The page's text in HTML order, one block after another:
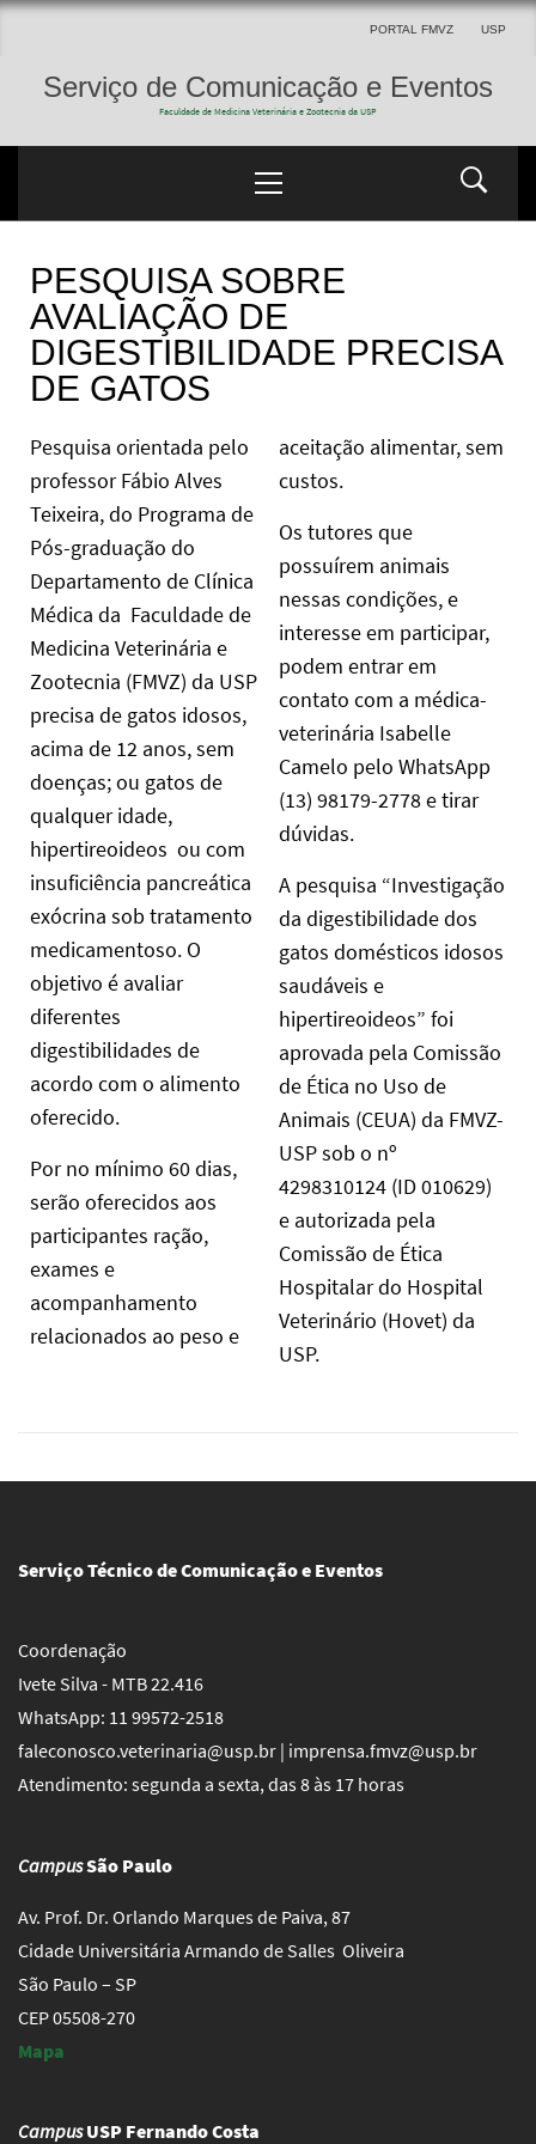
PORTAL FMVZ USP
Serviço de Comunicação e Eventos
Faculdade de Medicina Veterinária e Zootecnia da USP
PESQUISA SOBRE
AVALIAÇÃO DE
DIGESTIBILIDADE PRECISA
DE GATOS
Pesquisa orientada pelo
professor Fábio Alves
Teixeira, do Programa de
Pós-graduação do
Departamento de Clínica
Médica da Faculdade de
Medicina Veterinária e
Zootecnia (FMVZ) da USP
precisa de gatos idosos,
acima de 12 anos, sem
doenças; ou gatos de
qualquer idade,
hipertireoideos ou com
insuficiência pancreática
exócrina sob tratamento
medicamentoso. O
objetivo é avaliar
diferentes
digestibilidades de
acordo com o alimento
oferecido.
Por no mínimo 60 dias,
serão oferecidos aos
participantes ração,
exames e
acompanhamento
relacionados ao peso e
aceitação alimentar, sem
custos.
Os tutores que
possuírem animais
nessas condições, e
interesse em participar,
podem entrar em
contato com a médica-
veterinária Isabelle
Camelo pelo WhatsApp
(13) 98179-2778 e tirar
dúvidas.
A pesquisa “Investigação
da digestibilidade dos
gatos domésticos idosos
saudáveis e
hipertireoideos” foi
aprovada pela Comissão
de Ética no Uso de
Animais (CEUA) da FMVZ-
USP sob o nº
4298310124 (ID 010629)
e autorizada pela
Comissão de Ética
Hospitalar do Hospital
Veterinário (Hovet) da
USP.
Serviço Técnico de Comunicação e Eventos
Coordenação
Ivete Silva - MTB 22.416
WhatsApp: 11 99572-2518
faleconosco.veterinaria@usp.br | imprensa.fmvz@usp.br
Atendimento: segunda a sexta, das 8 às 17 horas
CampusSão Paulo
Av. Prof. Dr. Orlando Marques de Paiva, 87
Cidade Universitária Armando de Salles Oliveira
São Paulo – SP
CEP 05508-270
Mapa
CampusUSP Fernando Costa